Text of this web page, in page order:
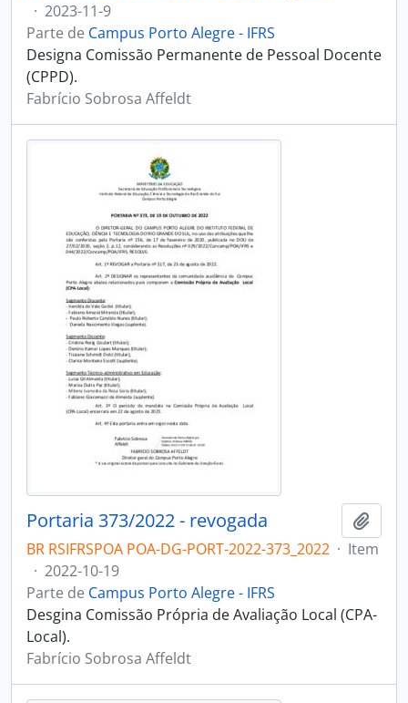
· 2023-11-9
Parte de Campus Porto Alegre - IFRS
Designa Comissão Permanente de Pessoal Docente
(CPPD).
Fabrício Sobrosa Affeldt
Portaria 373/2022 - revogada
BR RSIFRSPOA POA-DG-PORT-2022-373_2022 · Item
· 2022-10-19
Parte de Campus Porto Alegre - IFRS
Desgina Comissão Própria de Avaliação Local (CPA-
Local).
Fabrício Sobrosa Affeldt